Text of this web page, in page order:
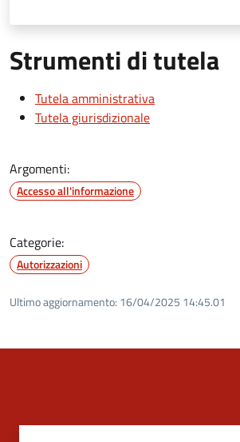
Strumenti di tutela
Tutela amministrativa
Tutela giurisdizionale
Argomenti:
Accesso all'informazione
Categorie:
Autorizzazioni
Ultimo aggiornamento: 16/04/2025 14:45.01